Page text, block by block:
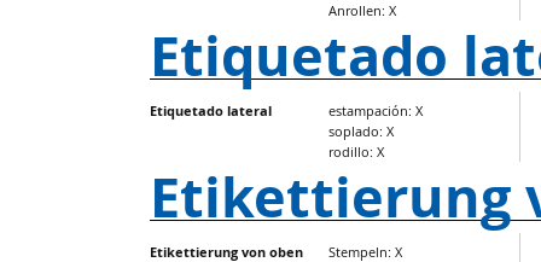
Anrollen: X
Etiquetado
Etiquetado lateral
estampación: X
soplado: X
rodillo: X
Etikettierung
Etikettierung von oben
Stempeln: X